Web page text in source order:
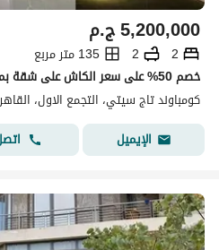
ج.م5,200,000
2
2
135 متر مربع
كومباوند تاج سيتي، التجمع الاول،
الإيميل